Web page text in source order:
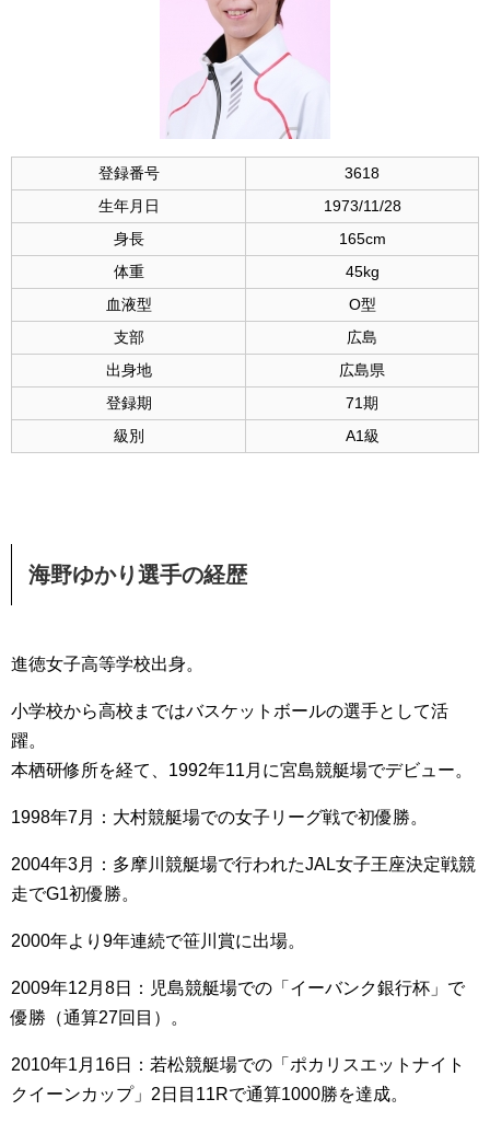
登録番号
3618
生年月日
1973/11/28
身長
165cm
体重
45kg
血液型
O型
支部
広島
出身地
広島県
登録期
71期
級別
A1級
海野ゆかり選手の経歴
進徳女子高等学校出身。
小学校から高校まではバスケットボールの選手として活
躍。
本栖研修所を経て、1992年11月に宮島競艇場でデビュー。
1998年7月：大村競艇場での女子リーグ戦で初優勝。
2004年3月：多摩川競艇場で行われたJAL女子王座決定戦競
走でG1初優勝。
2000年より9年連続で笹川賞に出場。
2009年12月8日：児島競艇場での「イーバンク銀行杯」で
優勝（通算27回目）。
2010年1月16日：若松競艇場での「ポカリスエットナイト
クイーンカップ」2日目11Rで通算1000勝を達成。